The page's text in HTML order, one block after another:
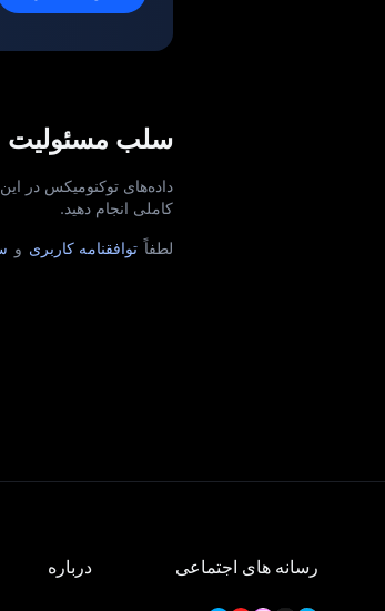
سلب مسئولیت
کاملی انجام دهید.
لطفاً توافقنامه کاربری و
رسانه های اجتماعی درباره